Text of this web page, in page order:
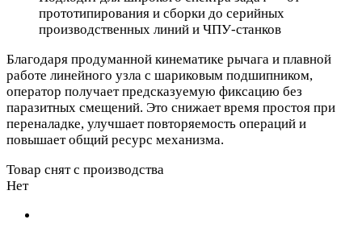
прототипирования и сборки до серийных
производственных линий и ЧПУ-станков
Благодаря продуманной кинематике рычага и плавной
работе линейного узла с шариковым подшипником,
оператор получает предсказуемую фиксацию без
паразитных смещений. Это снижает время простоя при
переналадке, улучшает повторяемость операций и
повышает общий ресурс механизма.
Товар снят с производства
Нет